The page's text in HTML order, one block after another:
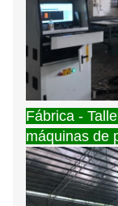
Fábrica -
máquinas de